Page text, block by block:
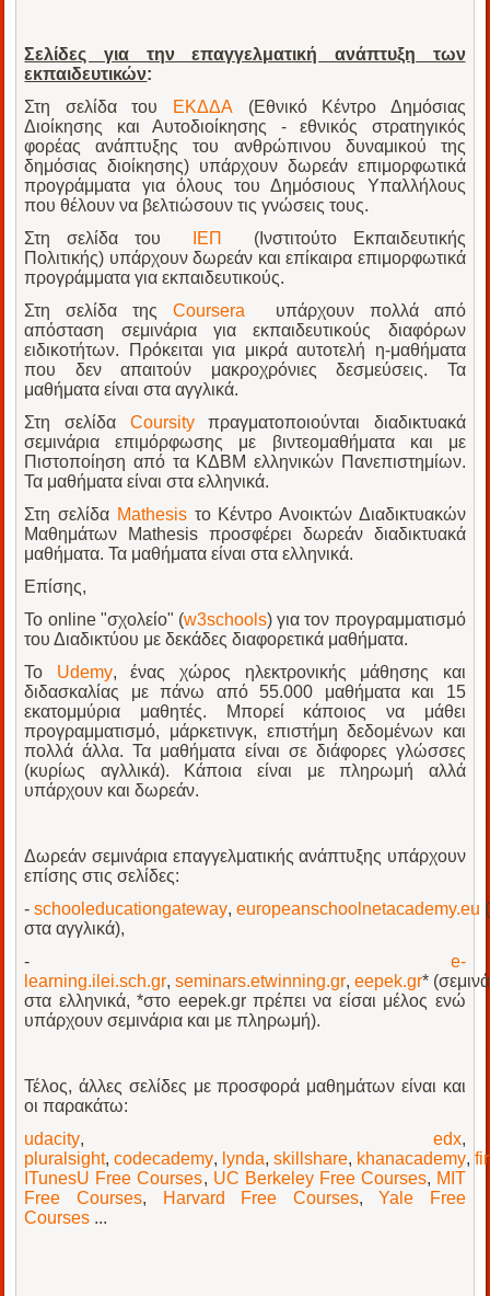
Σελίδες για την επαγγελματική ανάπτυξη των
εκπαιδευτικών:
Στη σελίδα του
ΕΚΔΔΑ (Εθνικό Κέντρο Δημόσιας
Διοίκησης και Αυτοδιοίκησης - εθνικός στρατηγικός
φορέας ανάπτυξης του ανθρώπινου δυναμικού της
δημόσιας διοίκησης) υπάρχουν δωρεάν επιμορφωτικά
προγράμματα για όλους του Δημόσιους Υπαλλήλους
που θέλουν να βελτιώσουν τις γνώσεις τους.
Στη σελίδα του
ΙΕΠ
(Ινστιτούτο Εκπαιδευτικής
Πολιτικής) υπάρχουν δωρεάν και επίκαιρα επιμορφωτικά
προγράμματα για εκπαιδευτικούς.
Στη σελίδα τηςCoursera
υπάρχουν πολλά από
απόσταση σεμινάρια για εκπαιδευτικούς διαφόρων
ειδικοτήτων. Πρόκειται για μικρά αυτοτελή η-μαθήματα
που δεν απαιτούν μακροχρόνιες δεσμεύσεις. Τα
μαθήματα είναι στα αγγλικά.
Στη σελίδα Coursityπραγματοποιούνται διαδικτυακά
σεμινάρια επιμόρφωσης με βιντεομαθήματα και με
Πιστοποίηση από τα ΚΔΒΜ ελληνικών Πανεπιστημίων.
Τα μαθήματα είναι στα ελληνικά.
Στη σελίδα Mathesis το Κέντρο Ανοικτών Διαδικτυακών
Μαθημάτων Mathesis προσφέρει δωρεάν διαδικτυακά
μαθήματα. Τα μαθήματα είναι στα ελληνικά.
Επίσης,
Το online "σχολείο" (w3schools) για τον προγραμματισμό
του Διαδικτύου με δεκάδες διαφορετικά μαθήματα.
Το Udemy, ένας χώρος ηλεκτρονικής μάθησης και
διδασκαλίας με πάνω από 55.000 μαθήματα και 15
εκατομμύρια μαθητές. Μπορεί κάποιος να μάθει
προγραμματισμό, μάρκετινγκ, επιστήμη δεδομένων και
πολλά άλλα. Τα μαθήματα είναι σε διάφορες γλώσσες
(κυρίως αγλλικά). Κάποια είναι με πληρωμή αλλά
υπάρχουν και δωρεάν.
Δωρεάν σεμινάρια επαγγελματικής ανάπτυξης υπάρχουν
επίσης στις σελίδες:
-schooleducationgateway,europeanschoolnetacademy.eu
στα αγγλικά),
- e-
learning.ilei.sch.gr,seminars.etwinning.gr,eepek.gr*
στα ελληνικά, *στο eepek.gr πρέπει να είσαι μέλος ενώ
υπάρχουν σεμινάρια και με πληρωμή).
Τέλος, άλλες σελίδες με προσφορά μαθημάτων είναι και
οι παρακάτω:
udacity, edx,
pluralsight,codecademy, lynda,skillshare, khanacademy,
ITunesU Free Courses, UC Berkeley Free Courses, MIT
Free Courses, Harvard Free Courses,Yale Free
Courses ...